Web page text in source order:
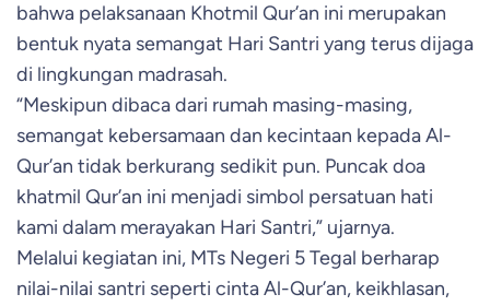
bahwa pelaksanaan Khotmil Qur’an ini merupakan
bentuk nyata semangat Hari Santri yang terus dijaga
di lingkungan madrasah.
“Meskipun dibaca dari rumah masing-masing,
semangat kebersamaan dan kecintaan kepada Al-
Qur’an tidak berkurang sedikit pun. Puncak doa
khatmil Qur’an ini menjadi simbol persatuan hati
kami dalam merayakan Hari Santri,” ujarnya.
Melalui kegiatan ini, MTs Negeri 5 Tegal berharap
nilai-nilai santri seperti cinta Al-Qur’an, keikhlasan,